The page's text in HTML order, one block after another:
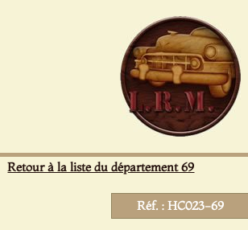
Retour à la liste du département 69
Réf. : HC023-69